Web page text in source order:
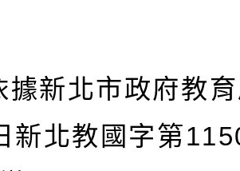
據新北市政府教
新北教國字第